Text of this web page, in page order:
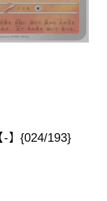
-】{024/193}